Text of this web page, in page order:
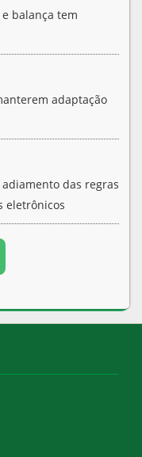
balança tem
adaptação
adiamento das regras
eletrônicos